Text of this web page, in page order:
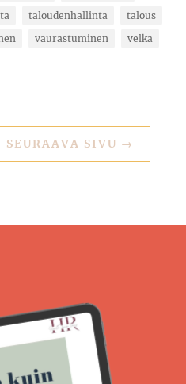
taloudenhallinta
talous
vaurastuminen
velka
SEURAAVA SIVU →